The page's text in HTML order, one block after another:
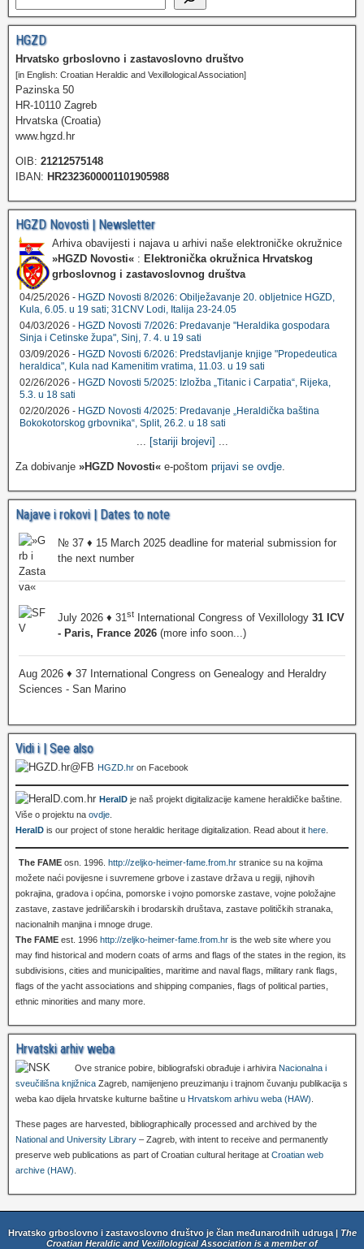
HGZD
Hrvatsko grboslovno i zastavoslovno društvo
[in English: Croatian Heraldic and Vexillological Association]
Pazinska 50
HR-10110 Zagreb
Hrvatska (Croatia)
www.hgzd.hr
OIB: 21212575148
IBAN: HR2323600001101905988
HGZD Novosti | Newsletter
Arhiva obavijesti i najava u arhivi naše elektroničke okružnice
»HGZD Novosti« : Elektronička okružnica Hrvatskog
grboslovnog i zastavoslovnog društva
04/25/2026 - HGZD Novosti 8/2026: Obilježavanje 20. obljetnice HGZD,
Kula, 6.05. u 19 sati; 31CNV Lodi, Italija 23-24.05
04/03/2026 - HGZD Novosti 7/2026: Predavanje "Heraldika gospodara
Sinja i Cetinske župa", Sinj, 7. 4. u 19 sati
03/09/2026 - HGZD Novosti 6/2026: Predstavljanje knjige "Propedeutica
heraldica", Kula nad Kamenitim vratima, 11.03. u 19 sati
02/26/2026 - HGZD Novosti 5/2025: Izložba „Titanic i Carpatia“, Rijeka,
5.3. u 18 sati
02/20/2026 - HGZD Novosti 4/2025: Predavanje „Heraldička baština
Bokokotorskog grbovnika“, Split, 26.2. u 18 sati
... [stariji brojevi] ...
Za dobivanje »HGZD Novosti« e-poštom prijavi se ovdje.
Najave i rokovi | Dates to note
№ 37 ♦ 15 March 2025 deadline for material submission for
the next number
July 2026 ♦ 31st International Congress of Vexillology 31 ICV
- Paris, France 2026 (more info soon...)
Aug 2026 ♦ 37 International Congress on Genealogy and Heraldry
Sciences - San Marino
Vidi i | See also
HGZD.hr on Facebook
HeralD je naš projekt digitalizacije kamene heraldičke baštine.
Više o projektu na ovdje
HeralD is our project of stone heraldic heritage digitalization. Read about it here
The FAME osn. 1996. http://zeljko-heimer-fame.from.hr stranice su na kojima
možete naći povijesne i suvremene grbove i zastave država u regiji, njihovih
pokrajina, gradova i općina, pomorske i vojno pomorske zastave, vojne položajne
zastave, zastave jedriličarskih i brodarskih društava, zastave političkih stranaka,
nacionalnih manjina i mnoge druge.
The FAME est. 1996 http://zeljko-heimer-fame.from.hr is the web site where you
may find historical and modern coats of arms and flags of the states in the region, its
subdivisions, cities and municipalities, maritime and naval flags, military rank flags,
flags of the yacht associations and shipping companies, flags of political parties,
ethnic minorities and many more.
Hrvatski arhiv weba
Ove stranice pobire, bibliografski obrađuje i arhivira Nacionalna i
sveučilišna knjižnica Zagreb, namijenjeno preuzimanju i trajnom čuvanju publikacija s
weba kao dijela hrvatske kulturne baštine u Hrvatskom arhivu weba (HAW)
These pages are harvested, bibliographically processed and archived by the
National and University Library – Zagreb, with intent to receive and permanently
preserve web publications as part of Croatian cultural heritage at Croatian web
archive (HAW)
Hrvatsko grboslovno i zastavoslovno društvo je član međunarodnih udruga | The
Croatian Heraldic and Vexillological Association is a member of